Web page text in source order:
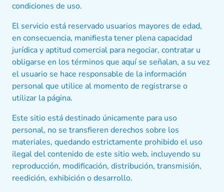
condiciones de uso.
El servicio está reservado usuarios mayores de edad,
en consecuencia, manifiesta tener plena capacidad
jurídica y aptitud comercial para negociar, contratar u
obligarse en los términos que aquí se señalan, a su vez
el usuario se hace responsable de la información
personal que utilice al momento de registrarse o
utilizar la página.
Este sitio está destinado únicamente para uso
personal, no se transfieren derechos sobre los
materiales, quedando estrictamente prohibido el uso
ilegal del contenido de este sitio web, incluyendo su
reproducción, modificación, distribución, transmisión,
reedición, exhibición o desarrollo.